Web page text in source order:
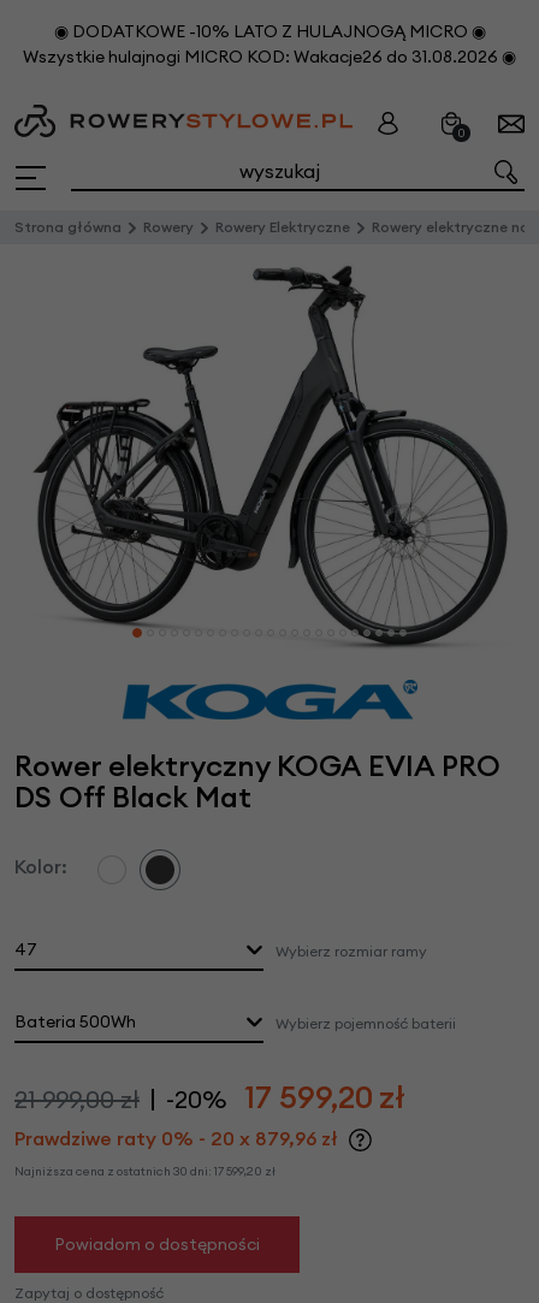
◉ DODATKOWE -10% LATO Z HULAJNOGĄ MICRO ◉
Wszystkie hulajnogi MICRO KOD: Wakacje26 do 31.08.2026 ◉
0
Strona główna Rowery Rowery Elektryczne Rowery elektryczne na
Rower elektryczny KOGA EVIA PRO
DS Off Black Mat
Kolor:
47 Wybierz rozmiar ramy
Bateria 500Wh Wybierz pojemność baterii
21 999,00 zł -20% 17 599,20 zł
Prawdziwe raty 0% - 20 x 879,96 zł
Najniższa cena z ostatnich 30 dni: 17 599,20 zł
Powiadom o dostępności
Zapytaj o dostępność